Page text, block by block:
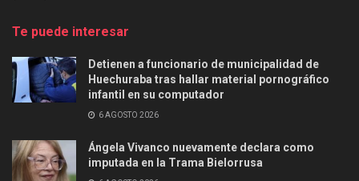
Te puede interesar
Detienen a funcionario de municipalidad de
Huechuraba tras hallar material pornográfico
infantil en su computador
6 AGOSTO 2026
Ángela Vivanco nuevamente declara como
imputada en la Trama Bielorrusa